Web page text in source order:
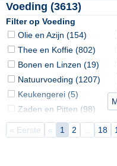
Voeding (3613)
Filter op Voeding
Olie en Azijn (154)
Thee en Koffie (802)
Bonen en Linzen (19)
Natuurvoeding (1207)
Keukengerei (5)
Zaden en Pitten (98)
Babyvoeding (82)
Dieetvoeding (7)
« Eerste « 1 2 18